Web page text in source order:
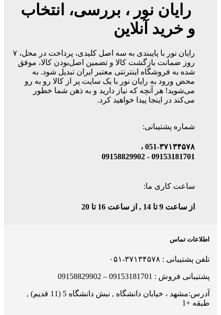
رایان نور ، بررسی، انتخاب
و خرید آنلاین
رایان نور با پایبندی به سه اصل کلیدی، پرداخت در محل، ۷
روز ضمانت بازگشت کالا و تضمین اصل‌بودن کالا، موفق
شده به فروشگاه اینترنتی معتبر ایران تبدیل شود. به
محض ورود به رایان نور با یک سایت پر از کالا رو به رو
می‌شوید! هر آنچه که نیاز دارید و به ذهن شما خطور
می‌کند در اینجا پیدا خواهید کرد.
شماره پشتیبانی:
051-۳۷۱۳۴۵۷۸ ،
09153181701 - 09158829902
ساعت کاری ما:
از ساعت 9 تا 14 , از ساعت 16 تا 20
اطلاعات تماس
تلفن پشتیبانی : ۳۷۱۳۴۵۷۸-۰۵۱
پشتیبانی فروش : 09153181701 – 09158829902
آدرس:مشهد ، خیابان دانشگاه , نبش دانشگاه 5 (11 قدیم) ,
طبقه +1